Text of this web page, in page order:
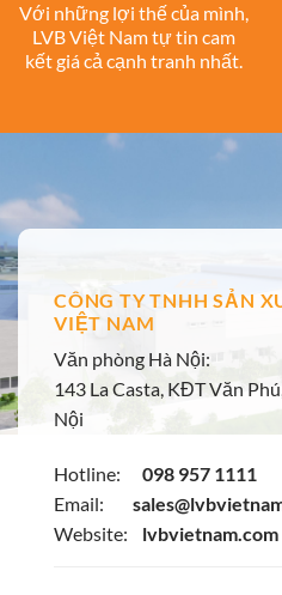
Với những lợi thế của mình,
LVB Việt Nam tự tin cam
kết giá cả cạnh tranh nhất.
CÔNG TY TNHH SẢN
VIỆT NAM
Văn phòng Hà Nội:
143 La Casta, KĐT Văn
Nội
Hotline:
098 957 1111
Email:
Website:
lvbvietnam.com